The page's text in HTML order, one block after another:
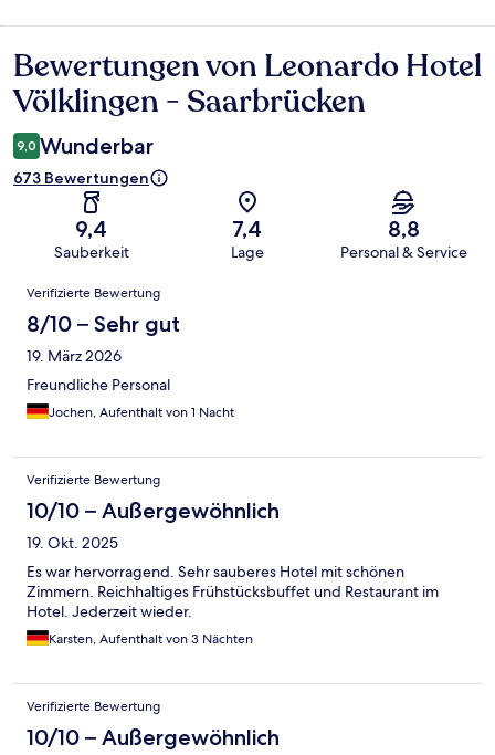
Bewertungen
Bewertungen von Leonardo Hotel
Völklingen - Saarbrücken
9,0 Wunderbar
673 Bewertungen
9,4
Sauberkeit
7,4
Lage
8,8
Personal & Service
Bewertungen
Verifizierte Bewertung
8/10 – Sehr gut
19. März 2026
Freundliche Personal
Jochen, Aufenthalt von 1 Nacht
Verifizierte Bewertung
10/10 – Außergewöhnlich
19. Okt. 2025
Es war hervorragend. Sehr sauberes Hotel mit schönen
Zimmern. Reichhaltiges Frühstücksbuffet und Restaurant im
Hotel. Jederzeit wieder.
Karsten, Aufenthalt von 3 Nächten
Verifizierte Bewertung
10/10 – Außergewöhnlich